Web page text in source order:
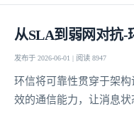
从SLA到弱网对抗-
发布于 2026-06-01 | 阅读 8947
环信将可靠性贯穿于架
效的通信能力，让消息状
我已阅读
不了，谢谢